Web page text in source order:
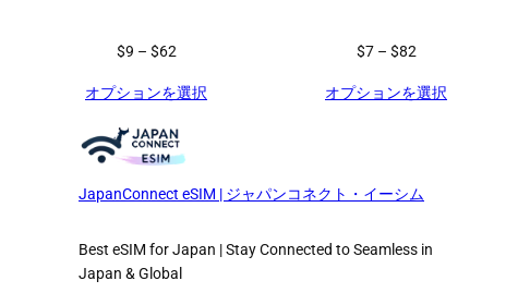
$9 – $62価
帯
$
9
–
6
2
オプションを選択
$7 – $82価
帯
–
8
オプションを選択
JapanConnect eSIM | ジャパンコネクト・イーシム
Best eSIM for Japan | Stay Connected to Seamless in
Japan & Global